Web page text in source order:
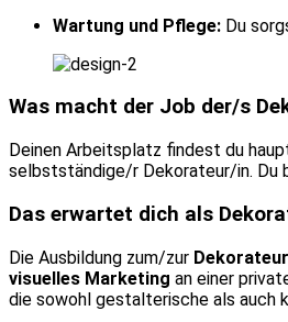
Wartung und Pflege: Du
Was macht der Job der/s
Deinen Arbeitsplatz findest du
selbstständige/r Dekorateur/in. Du
Das erwartet dich als
Die Ausbildung zum/zur
visuelles Marketing an einer
die sowohl gestalterische als auch